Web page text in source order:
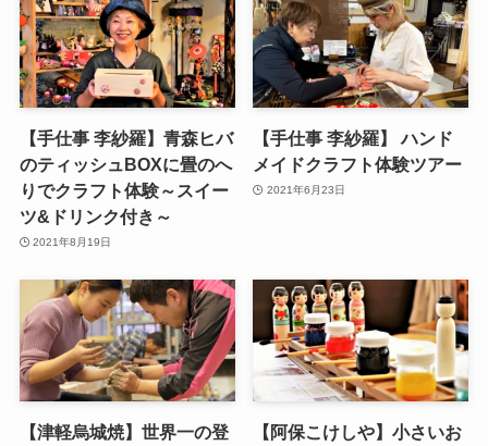
【手仕事 李紗羅】青森ヒバ
のティッシュBOXに畳のへ
りでクラフト体験～スイー
ツ&ドリンク付き～
2021年8月19日
【手仕事 李紗羅】 ハンド
メイドクラフト体験ツアー
2021年6月23日
【津軽烏城焼】世界一の登
【阿保こけしや】小さいお